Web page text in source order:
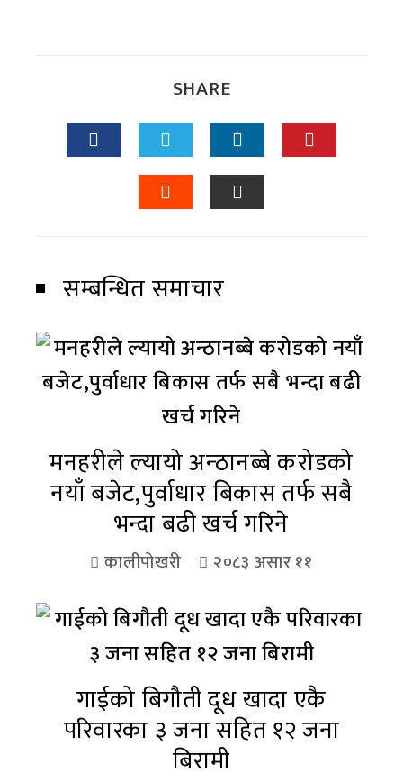
SHARE
सम्बन्धित समाचार
मनहरीले ल्यायो अन्ठानब्बे करोडको
नयाँ बजेट,पुर्वाधार बिकास तर्फ सबै
भन्दा बढी खर्च गरिने
कालीपोखरी २०८३ असार ११
गाईको बिगौती दूध खादा एकै
परिवारका ३ जना सहित १२ जना
बिरामी